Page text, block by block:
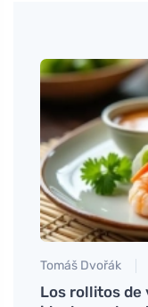
Tomáš Dvořák
Los rollitos de